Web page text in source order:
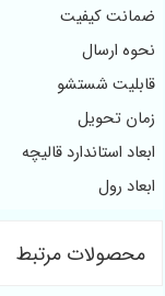
ضمانت کیفیت
نحوه ارسال
قابلیت شستشو
زمان تحویل
ابعاد استاندارد قالیچه
ابعاد رول
محصولات مرتبط